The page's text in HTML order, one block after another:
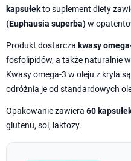
kapsułekto suplement diety
(Euphausia superba)w
Produkt dostarcza kwasy
fosfolipidów, a także naturalnie
Kwasy omega-3 w oleju z kryla
odróżnia je od standardowych
Opakowanie zawiera 60
glutenu, soi, laktozy.